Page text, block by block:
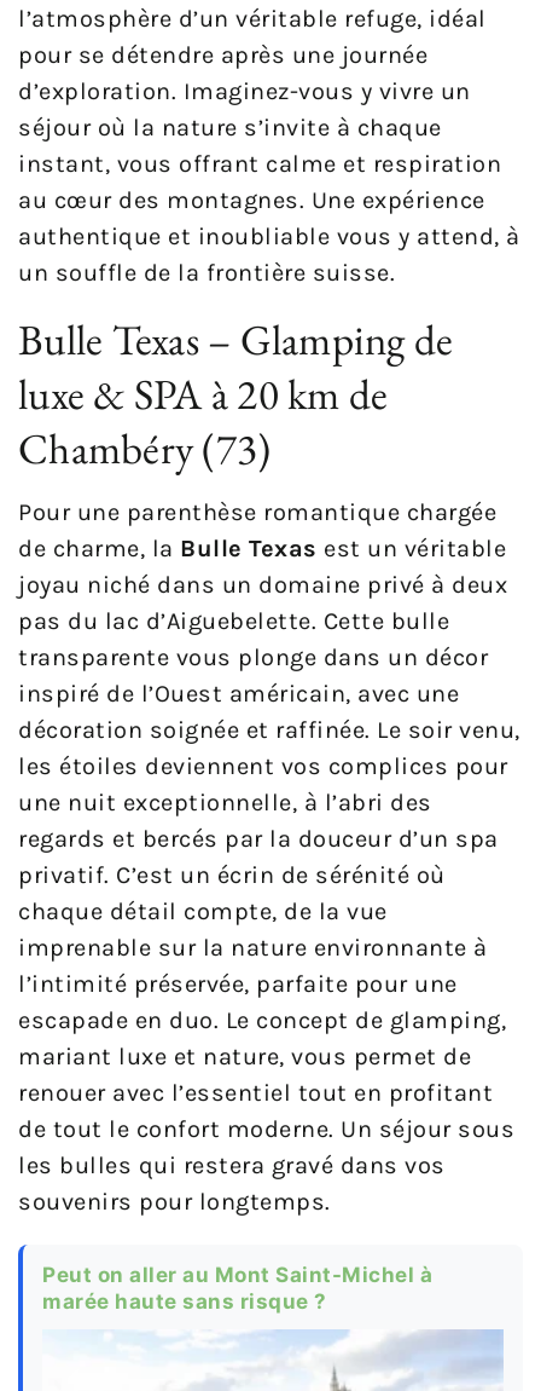
l’atmosphère d’un véritable refuge, idéal
pour se détendre après une journée
d’exploration. Imaginez-vous y vivre un
séjour où la nature s’invite à chaque
instant, vous offrant calme et respiration
au cœur des montagnes. Une expérience
authentique et inoubliable vous y attend, à
un souffle de la frontière suisse.
Bulle Texas – Glamping de
luxe & SPA à 20 km de
Chambéry (73)
Pour une parenthèse romantique chargée
de charme, la Bulle Texas est un véritable
joyau niché dans un domaine privé à deux
pas du lac d’Aiguebelette. Cette bulle
transparente vous plonge dans un décor
inspiré de l’Ouest américain, avec une
décoration soignée et raffinée. Le soir venu,
les étoiles deviennent vos complices pour
une nuit exceptionnelle, à l’abri des
regards et bercés par la douceur d’un spa
privatif. C’est un écrin de sérénité où
chaque détail compte, de la vue
imprenable sur la nature environnante à
l’intimité préservée, parfaite pour une
escapade en duo. Le concept de glamping,
mariant luxe et nature, vous permet de
renouer avec l’essentiel tout en profitant
de tout le confort moderne. Un séjour sous
les bulles qui restera gravé dans vos
souvenirs pour longtemps.
Peut on aller au Mont Saint-Michel à
marée haute sans risque ?